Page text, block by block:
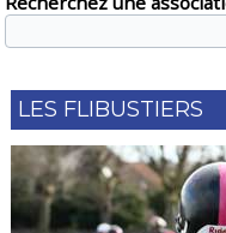
LES FLIBUSTIERS